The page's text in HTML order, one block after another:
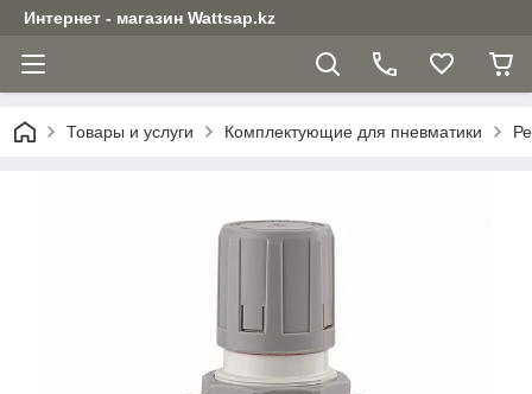
Интернет - магазин Wattsap.kz
Товары и услуги Комплектующие для пневматики